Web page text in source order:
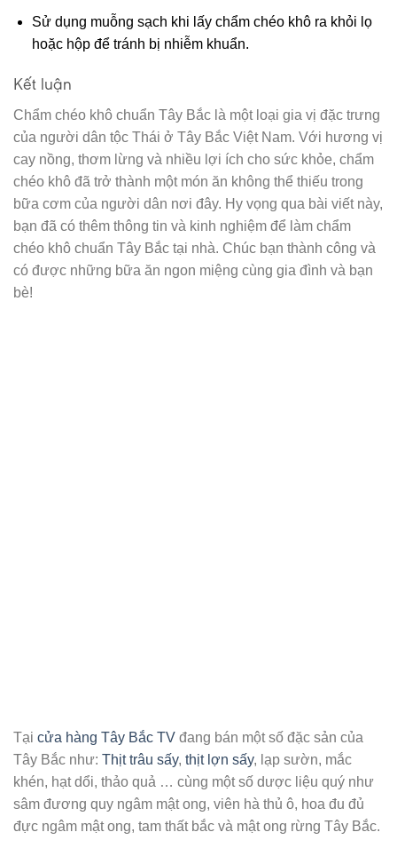
Sử dụng muỗng sạch khi lấy chẩm chéo khô ra khỏi lọ
hoặc hộp để tránh bị nhiễm khuẩn.
Kết luận
Chẩm chéo khô chuẩn Tây Bắc là một loại gia vị đặc trưng
của người dân tộc Thái ở Tây Bắc Việt Nam. Với hương vị
cay nồng, thơm lừng và nhiều lợi ích cho sức khỏe, chẩm
chéo khô đã trở thành một món ăn không thể thiếu trong
bữa cơm của người dân nơi đây. Hy vọng qua bài viết này,
bạn đã có thêm thông tin và kinh nghiệm để làm chẩm
chéo khô chuẩn Tây Bắc tại nhà. Chúc bạn thành công và
có được những bữa ăn ngon miệng cùng gia đình và bạn
bè!
Tại cửa hàng Tây Bắc TV đang bán một số đặc sản của
Tây Bắc như: Thịt trâu sấy, thịt lợn sấy, lạp sườn, mắc
khén, hạt dổi, thảo quả … cùng một số dược liệu quý như
sâm đương quy ngâm mật ong, viên hà thủ ô, hoa đu đủ
đực ngâm mật ong, tam thất bắc và mật ong rừng Tây Bắc.